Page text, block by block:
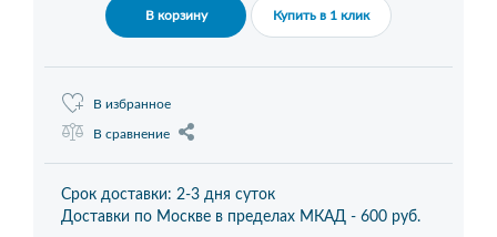
В корзину Купить в 1 клик
В избранное
В сравнение
Срок доставки: 2-3 дня суток
Доставки по Москве в пределах МКАД - 600 руб.